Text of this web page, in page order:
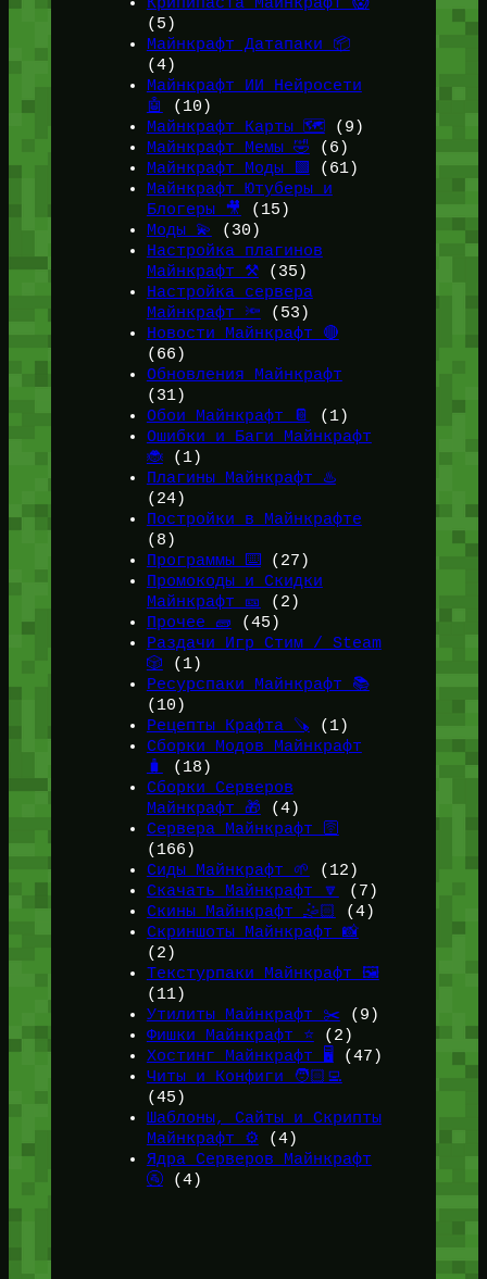
Крипипаста Майнкрафт 😱
(5)
Майнкрафт Датапаки 📦
(4)
Майнкрафт ИИ Нейросети
🤖
(10)
Майнкрафт Карты 🗺️(9)
Майнкрафт Мемы 🤣 (6)
Майнкрафт Моды 🟩 (61)
Майнкрафт Ютуберы и
Блогеры 🎥
(15)
Моды 💫
(30)
Настройка плагинов
Майнкрафт ⚒️(35)
Настройка сервера
Майнкрафт 🔦 (53)
Новости Майнкрафт 🔴
(66)
Обновления Майнкрафт
(31)
Обои Майнкрафт 📔
(1)
Ошибки и Баги Майнкрафт
🐞(1)
Плагины Майнкрафт ♨️
(24)
Постройки в Майнкрафте
(8)
Программы ⌨️(27)
Промокоды и Скидки
Майнкрафт 🎫
(2)
Прочее 🧱 (45)
Раздачи Игр Стим / Steam
🎲 (1)
Ресурспаки Майнкрафт 📚
(10)
Рецепты Крафта 🪚 (1)
Сборки Модов Майнкрафт
🧳
(18)
Сборки Серверов
Майнкрафт 🎁 (4)
Сервера Майнкрафт 🛜
(166)
Сиды Майнкрафт 🌱
(12)
Скачать Майнкрафт 🔽
(7)
Скины Майнкрафт 🤹🏻
(4)
Скриншоты Майнкрафт 📸
(2)
Текстурпаки Майнкрафт 🖼️
(11)
Утилиты Майнкрафт ✂️ (9)
Фишки Майнкрафт ⭐(2)
Хостинг Майнкрафт 🖥️ (47)
Читы и Конфиги 🧑🏻‍💻
(45)
Шаблоны, Сайты и Скрипты
Майнкрафт ⚙️ (4)
Ядра Серверов Майнкрафт
🚰(4)